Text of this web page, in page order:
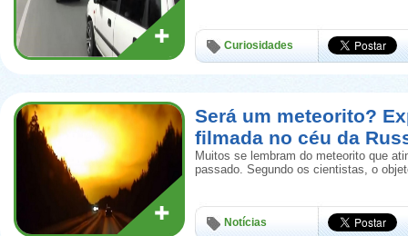
Curiosidades
Será um meteorito?
filmada no céu da
Muitos se lembram do meteorito que
passado. Segundo os cientistas, o
Notícias